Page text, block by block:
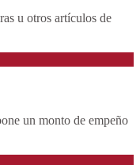
u otros artículos de
un monto de empeño